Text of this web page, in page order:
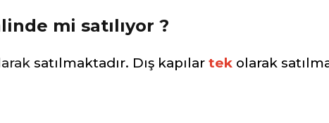
mi satılıyor ?
satılmaktadır. Dış kapılar tek olarak